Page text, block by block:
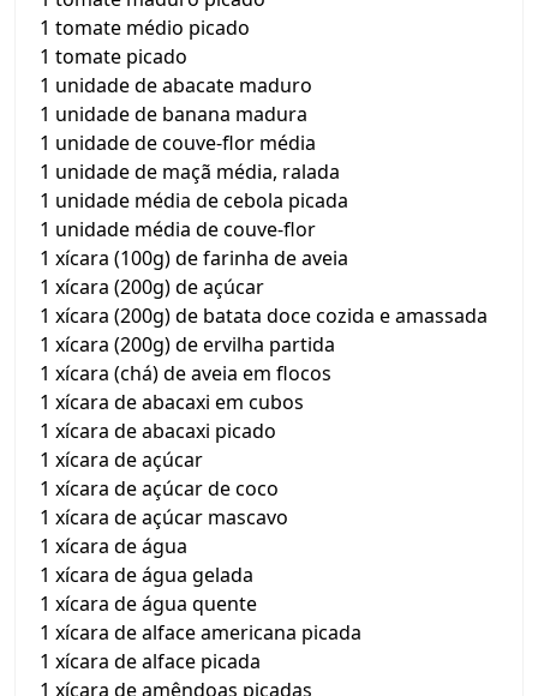
1 tomate médio picado
1 tomate picado
1 unidade de abacate maduro
1 unidade de banana madura
1 unidade de couve-flor média
1 unidade de maçã média, ralada
1 unidade média de cebola picada
1 unidade média de couve-flor
1 xícara (100g) de farinha de aveia
1 xícara (200g) de açúcar
1 xícara (200g) de batata doce cozida e amassada
1 xícara (200g) de ervilha partida
1 xícara (chá) de aveia em flocos
1 xícara de abacaxi em cubos
1 xícara de abacaxi picado
1 xícara de açúcar
1 xícara de açúcar de coco
1 xícara de açúcar mascavo
1 xícara de água
1 xícara de água gelada
1 xícara de água quente
1 xícara de alface americana picada
1 xícara de alface picada
1 xícara de amêndoas picadas